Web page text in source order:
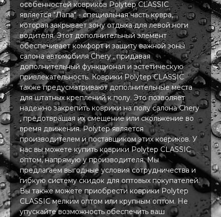
особенностей ковриков Polytep CLASSIC
является "Лапа" - специальная часть ковра,
которая закрывает зону отдыха для левой ноги
водителя. Этот дополнительный элемент
обеспечивает комфорт и защиту важной зоны
салона автомобиля Chery , придавая
дополнительный функционал и эстетическую
привлекательность. Коврики Polytep CLASSIC
также предусматривают дополнительные места
для штатных креплений к полу. Это позволяет
надежно закрепить коврики на полу салона Chery
, предотвращая их смещение или скольжение во
время движения. Polytep является
производителем и поставщиком этих ковриков. У
нас вы можете купить коврики Polytep CLASSIC
оптом, напрямую у производителя. Мы
предлагаем выгодные условия сотрудничества и
гибкую систему скидок для оптовых покупателей.
Вы также можете приобрести коврики Polytep
CLASSIC мелким оптом или крупным оптом. Не
упускайте возможность обеспечить ваш